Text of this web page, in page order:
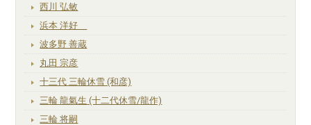
西川 弘敏
浜本 洋好
波多野 善蔵
丸田 宗彦
十三代 三輪休雪 (和彦)
三輪 龍氣生 (十二代休雪/龍作)
三輪 将嗣